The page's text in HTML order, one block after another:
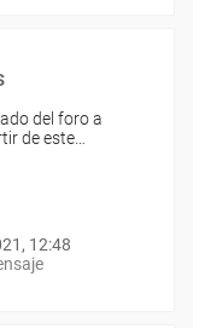
del foro a
de este…
12:48